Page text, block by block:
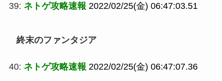
39: ネトゲ攻略速報 2022/02/25(金) 06:47:03.51
終末のファンタジア
40: ネトゲ攻略速報 2022/02/25(金) 06:47:07.36